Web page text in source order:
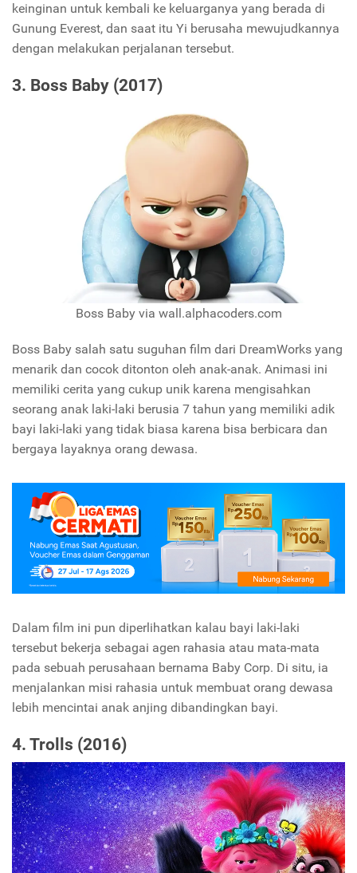
keinginan untuk kembali ke keluarganya yang berada di
Gunung Everest, dan saat itu Yi berusaha mewujudkannya
dengan melakukan perjalanan tersebut.
3. Boss Baby (2017)
Boss Baby via wall.alphacoders.com
Boss Baby salah satu suguhan film dari DreamWorks yang
menarik dan cocok ditonton oleh anak-anak. Animasi ini
memiliki cerita yang cukup unik karena mengisahkan
seorang anak laki-laki berusia 7 tahun yang memiliki adik
bayi laki-laki yang tidak biasa karena bisa berbicara dan
bergaya layaknya orang dewasa.
Dalam film ini pun diperlihatkan kalau bayi laki-laki
tersebut bekerja sebagai agen rahasia atau mata-mata
pada sebuah perusahaan bernama Baby Corp. Di situ, ia
menjalankan misi rahasia untuk membuat orang dewasa
lebih mencintai anak anjing dibandingkan bayi.
4. Trolls (2016)